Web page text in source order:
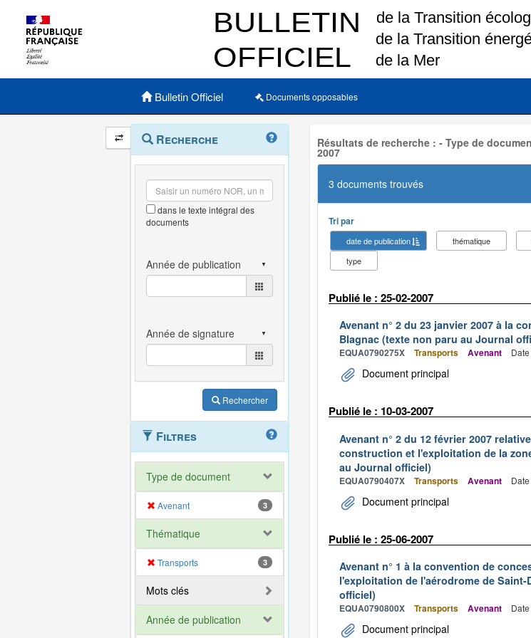
Menu principal
Bulletin Officiel Documents opposables
Navigation
et
outils
annexes
Menu
contextuel
Recherche
dans le texte intégral des
documents
Rechercher
Filtres
Type de document
Avenant 3
Thématique
Transports 3
Mots clés
Année de publication
Résultats de recherche : - Type de
2007
3 documents trouvés
Tri par
date de publication thématique
type
Publié le : 25-02-2007
Avenant n° 2 du 23 janvier 2007 à la
Blagnac (texte non paru au Journal
EQUA0790275X Transports Avenant
Document principal
Publié le : 10-03-2007
Avenant n° 2 du 12 février 2007
construction et l'exploitation de la
au Journal officiel)
EQUA0790407X Transports Avenant
Document principal
Publié le : 25-06-2007
Avenant n° 1 à la convention de
l'exploitation de l'aérodrome de
officiel)
EQUA0790800X Transports Avenant
Document principal